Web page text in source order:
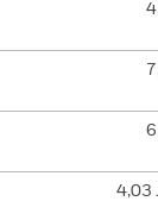
4,03